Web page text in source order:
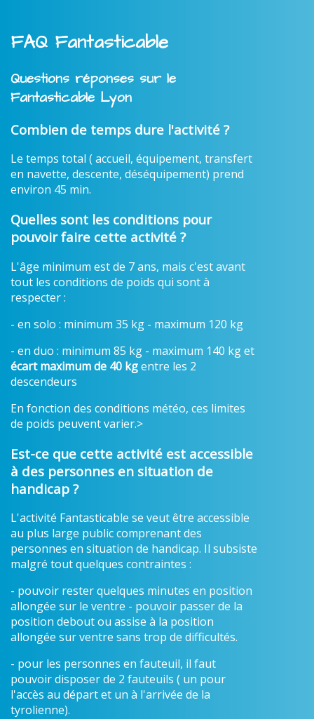
FAQ Fantasticable
Questions réponses sur le
Fantasticable Lyon
Combien de temps dure l'activité ?
Le temps total ( accueil, équipement, transfert
en navette, descente, déséquipement) prend
environ 45 min.
Quelles sont les conditions pour
pouvoir faire cette activité ?
L'âge minimum est de 7 ans, mais c'est avant
tout les conditions de poids qui sont à
respecter :
- en solo : minimum 35 kg - maximum 120 kg
- en duo : minimum 85 kg - maximum 140 kg et
écart maximum de 40 kgentre les 2
descendeurs
En fonction des conditions météo, ces limites
de poids peuvent varier.>
Est-ce que cette activité est accessible
à des personnes en situation de
handicap ?
L'activité Fantasticable se veut être accessible
au plus large public comprenant des
personnes en situation de handicap. Il subsiste
malgré tout quelques contraintes :
- pouvoir rester quelques minutes en position
allongée sur le ventre - pouvoir passer de la
position debout ou assise à la position
allongée sur ventre sans trop de difficultés.
- pour les personnes en fauteuil, il faut
pouvoir disposer de 2 fauteuils ( un pour
l'accès au départ et un à l'arrivée de la
tyrolienne).